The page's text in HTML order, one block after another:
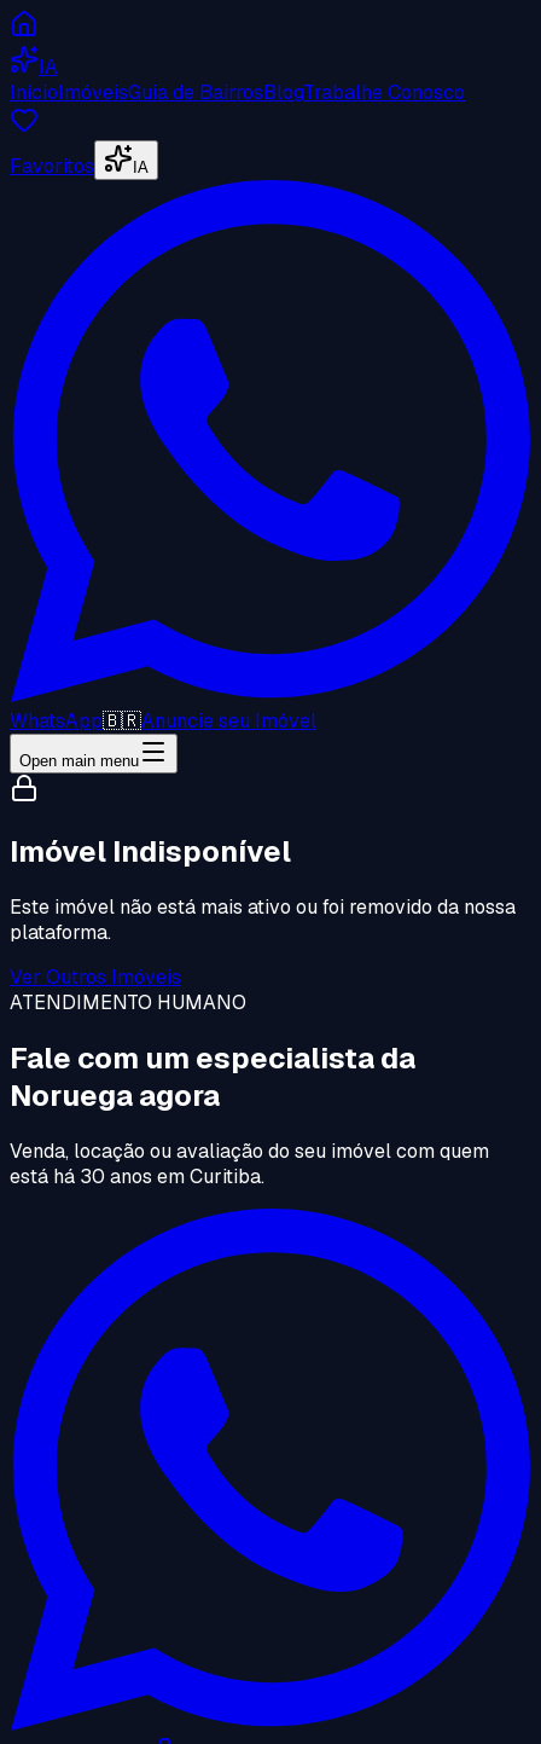
IA
InícioImóveisGuia de BairrosBlogTrabalhe Conosco
Favoritos IA
WhatsApp🇧🇷Anuncie seu Imóvel
Open main menu
Imóvel Indisponível
Este imóvel não está mais ativo ou foi removido da nossa
plataforma.
Ver Outros Imóveis
ATENDIMENTO HUMANO
Fale com um especialista da
Noruega agora
Venda, locação ou avaliação do seu imóvel com quem
está há 30 anos em Curitiba.